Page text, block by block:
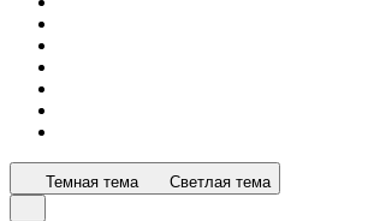
Темная тема Светлая тема